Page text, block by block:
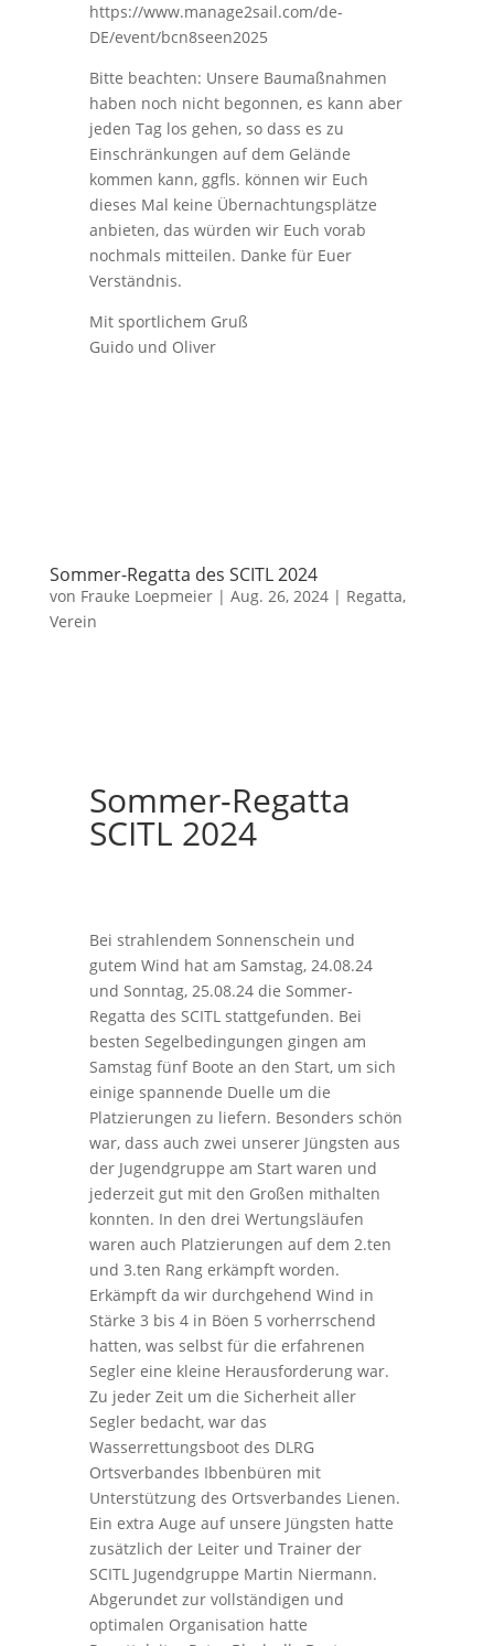
https://www.manage2sail.com/de-
DE/event/bcn8seen2025
Bitte beachten: Unsere Baumaßnahmen
haben noch nicht begonnen, es kann aber
jeden Tag los gehen, so dass es zu
Einschränkungen auf dem Gelände
kommen kann, ggfls. können wir Euch
dieses Mal keine Übernachtungsplätze
anbieten, das würden wir Euch vorab
nochmals mitteilen. Danke für Euer
Verständnis.
Mit sportlichem Gruß
Guido und Oliver
Sommer-Regatta des SCITL 2024
von Frauke Loepmeier| Aug. 26, 2024| Regatta,
Verein
Sommer-Regatta
SCITL 2024
Bei strahlendem Sonnenschein und
gutem Wind hat am Samstag, 24.08.24
und Sonntag, 25.08.24 die Sommer-
Regatta des SCITL stattgefunden. Bei
besten Segelbedingungen gingen am
Samstag fünf Boote an den Start, um sich
einige spannende Duelle um die
Platzierungen zu liefern. Besonders schön
war, dass auch zwei unserer Jüngsten aus
der Jugendgruppe am Start waren und
jederzeit gut mit den Großen mithalten
konnten. In den drei Wertungsläufen
waren auch Platzierungen auf dem 2.ten
und 3.ten Rang erkämpft worden.
Erkämpft da wir durchgehend Wind in
Stärke 3 bis 4 in Böen 5 vorherrschend
hatten, was selbst für die erfahrenen
Segler eine kleine Herausforderung war.
Zu jeder Zeit um die Sicherheit aller
Segler bedacht, war das
Wasserrettungsboot des DLRG
Ortsverbandes Ibbenbüren mit
Unterstützung des Ortsverbandes Lienen.
Ein extra Auge auf unsere Jüngsten hatte
zusätzlich der Leiter und Trainer der
SCITL Jugendgruppe Martin Niermann.
Abgerundet zur vollständigen und
optimalen Organisation hatte